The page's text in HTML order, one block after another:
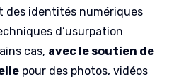
des identités numériques
d’usurpation
cas, avec le soutien de
pour des photos, vidéos